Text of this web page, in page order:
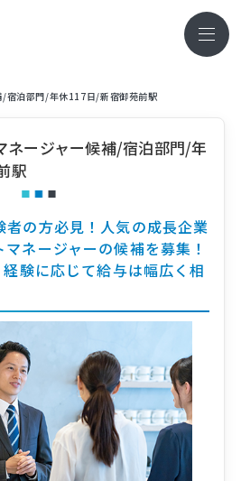
/宿泊部門/年休117日/新宿御苑前駅
ネージャー候補/宿泊部門/年
駅
の方必見！人気の成長企業
ネージャーの候補を募集！
験に応じて給与は幅広く相